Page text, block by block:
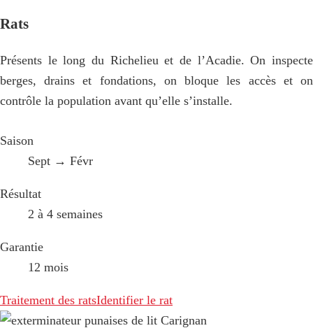
Rats
Présents le long du Richelieu et de l’Acadie. On inspecte
berges, drains et fondations, on bloque les accès et on
contrôle la population avant qu’elle s’installe.
Saison
Sept → Févr
Résultat
2 à 4 semaines
Garantie
12 mois
Traitement des ratsIdentifier le rat